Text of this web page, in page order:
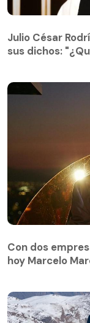
Julio César
sus dichos:
Con dos
hoy Marcelo